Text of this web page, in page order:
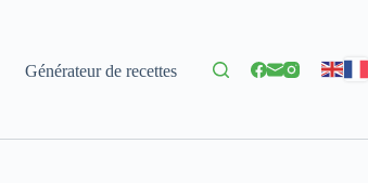
Générateur de recettes